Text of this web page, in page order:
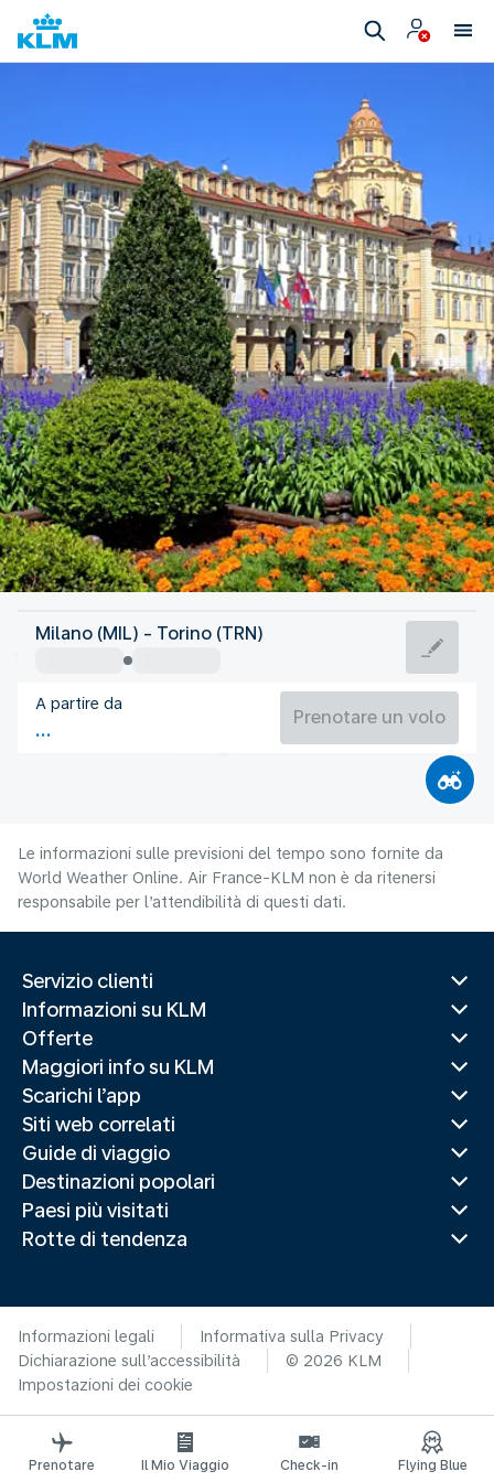
Italia
Italia
Orario del volo
Milano (MIL) - Torino (TRN)
A partire da
Prenotare un volo
Le informazioni sulle previsioni del tempo sono fornite da
World Weather Online. Air France-KLM non è da ritenersi
responsabile per l’attendibilità di questi dati.
Servizio clienti
Informazioni su KLM
Offerte
Maggiori info su KLM
Scarichi l’app
Siti web correlati
Guide di viaggio
Destinazioni popolari
Paesi più visitati
Rotte di tendenza
Informazioni legali
Informativa sulla Privacy
Dichiarazione sull’accessibilità
© 2026 KLM
Impostazioni dei cookie
Prenotare Il Mio Viaggio Check-in Flying Blue